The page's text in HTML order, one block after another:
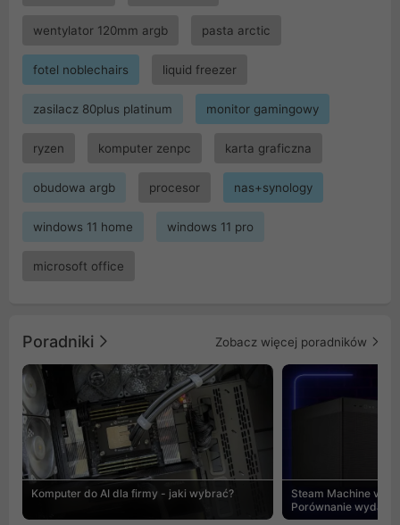
wentylator 120mm argb pasta arctic
fotel noblechairs liquid freezer
zasilacz 80plus platinum monitor gamingowy
ryzen komputer zenpc karta graficzna
obudowa argb procesor nas+synology
windows 11 home windows 11 pro
microsoft office
Poradniki Zobacz więcej poradników
Komputer do AI dla firmy - jaki wybrać?
Steam Machine vs
Porównanie